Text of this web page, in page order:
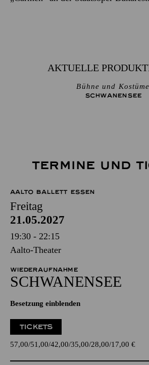
AKTUELLE
Bühne und Kostüme
SCHWANEN­SEE
TERMINE UND
AALTO BALLETT ESSEN
Freitag
21.05.2027
19:30 - 22:15
Aalto-Theater
WIEDERAUFNAHME
SCHWANEN­SEE
Besetzung einblenden
TICKETS
57,00 51,00 42,00 35,00 28,00 17,00 €